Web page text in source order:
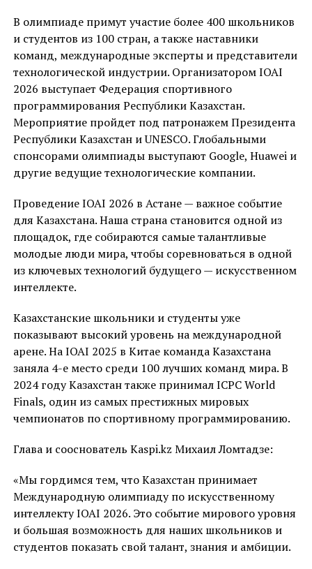
В олимпиаде примут участие более 400 школьников
и студентов из 100 стран, а также наставники
команд, международные эксперты и представители
технологической индустрии. Организатором IOAI
2026 выступает Федерация спортивного
программирования Республики Казахстан.
Мероприятие пройдет под патронажем Президента
Республики Казахстан и UNESCO. Глобальными
спонсорами олимпиады выступают Google, Huawei и
другие ведущие технологические компании.
Проведение IOAI 2026 в Астане — важное событие
для Казахстана. Наша страна становится одной из
площадок, где собираются самые талантливые
молодые люди мира, чтобы соревноваться в одной
из ключевых технологий будущего — искусственном
интеллекте.
Казахстанские школьники и студенты уже
показывают высокий уровень на международной
арене. На IOAI 2025 в Китае команда Казахстана
заняла 4-е место среди 100 лучших команд мира. В
2024 году Казахстан также принимал ICPC World
Finals, один из самых престижных мировых
чемпионатов по спортивному программированию.
Глава и сооснователь Kaspi.kz Михаил Ломтадзе:
«Мы гордимся тем, что Казахстан принимает
Международную олимпиаду по искусственному
интеллекту IOAI 2026. Это событие мирового уровня
и большая возможность для наших школьников и
студентов показать свой талант, знания и амбиции.